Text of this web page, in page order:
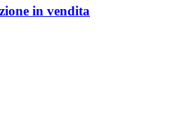
in vendita